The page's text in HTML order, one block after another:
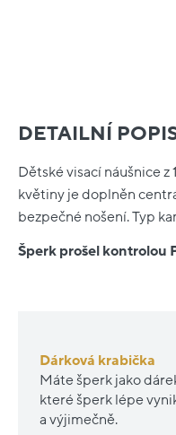
DETAILNÍ
Dětské visací náušnice
květiny je doplněn
bezpečné nošení. Typ
Šperk prošel kontrolou
Dárková krabička
Máte šperk jako
které šperk lépe
a výjimečně.